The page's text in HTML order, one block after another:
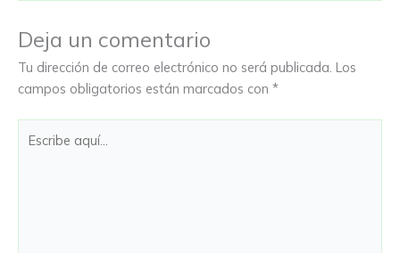
Deja un comentario
Tu dirección de correo electrónico no será publicada. Los
campos obligatorios están marcados con *
aquí...